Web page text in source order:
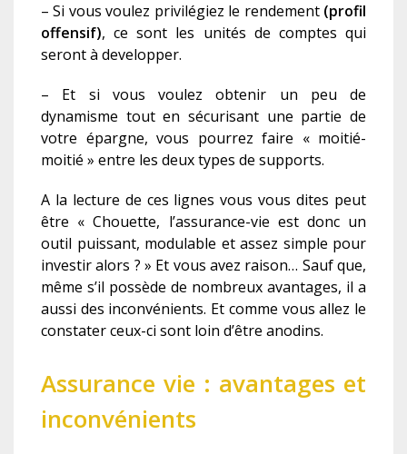
– Si vous voulez privilégiez le rendement (profil
offensif), ce sont les unités de comptes qui
seront à developper.
– Et si vous voulez obtenir un peu de
dynamisme tout en sécurisant une partie de
votre épargne, vous pourrez faire « moitié-
moitié » entre les deux types de supports.
A la lecture de ces lignes vous vous dites peut
être « Chouette, l’assurance-vie est donc un
outil puissant, modulable et assez simple pour
investir alors ? » Et vous avez raison… Sauf que,
même s’il possède de nombreux avantages, il a
aussi des inconvénients. Et comme vous allez le
constater ceux-ci sont loin d’être anodins.
Assurance vie : avantages et
inconvénients